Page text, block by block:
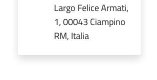
Largo Felice Armati,
1, 00043 Ciampino
RM, Italia